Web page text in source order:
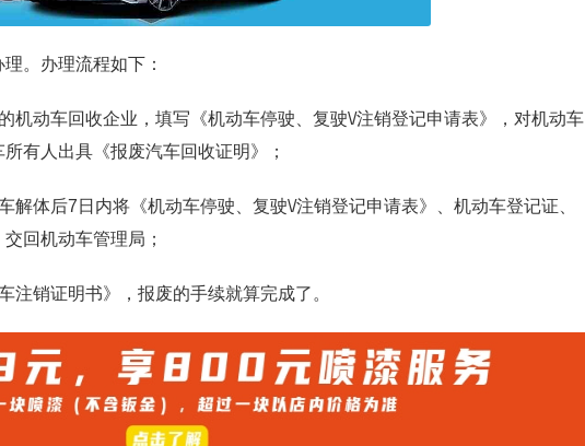
。办理流程如下：
机动车回收企业，填写《机动车停驶、复驶\/注销登记申请表》，对机动车
有人出具《报废汽车回收证明》；
解体后7日内将《机动车停驶、复驶\/注销登记申请表》、机动车登记证、
回机动车管理局；
注销证明书》，报废的手续就算完成了。